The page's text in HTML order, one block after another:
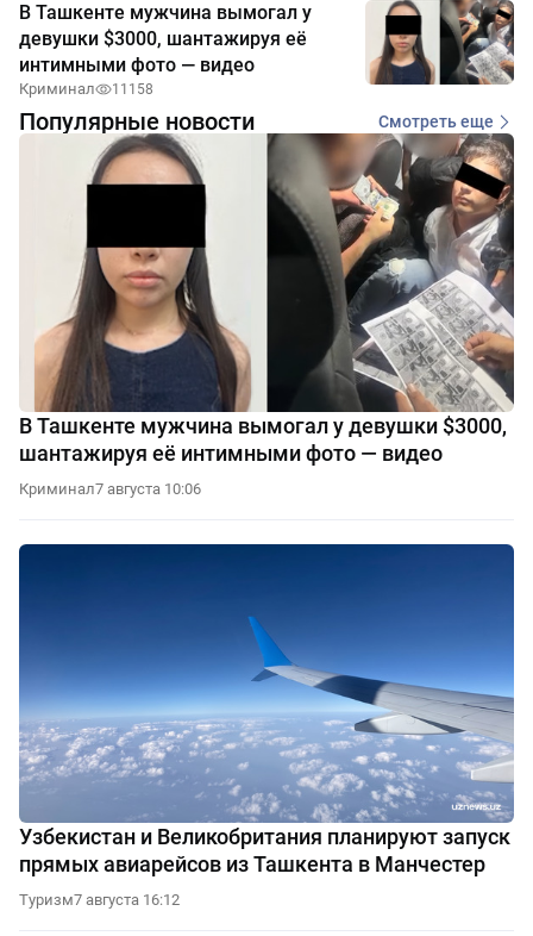
В Ташкенте мужчина вымогал у
девушки $3000, шантажируя её
интимными фото — видео
Криминал 11158
Популярные новости Смотреть еще
В Ташкенте мужчина вымогал у девушки $3000,
шантажируя её интимными фото — видео
Криминал7 августа 10:06
Узбекистан и Великобритания планируют запуск
прямых авиарейсов из Ташкента в Манчестер
Туризм7 августа 16:12